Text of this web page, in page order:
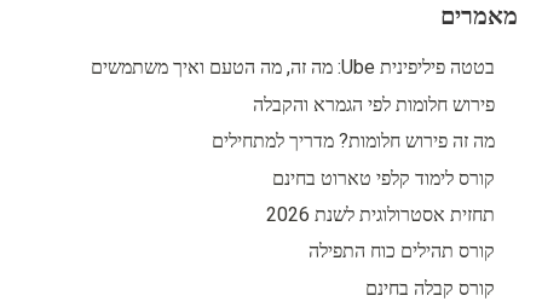
מאמרים
בטטה פיליפינית Ube: מה זה, מה הטעם ואיך משתמשים
פירוש חלומות לפי הגמרא והקבלה
מה זה פירוש חלומות? מדריך למתחילים
קורס לימוד קלפי טארוט בחינם
תחזית אסטרולוגית לשנת 2026
קורס תהילים כוח התפילה
קורס קבלה בחינם